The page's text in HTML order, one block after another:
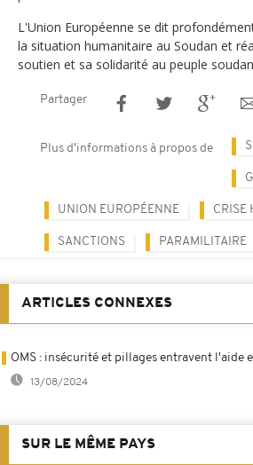
L'Union Européenne se dit
la situation humanitaire au Soudan et
soutien et sa solidarité au peuple
Partager
Plus d'informations à propos de
UNION EUROPÉENNE CRISE
SANCTIONS PARAMILITAIRE
ARTICLES CONNEXES
OMS : insécurité et pillages entravent l'aide
13/08/2024
SUR LE MÊME PAYS